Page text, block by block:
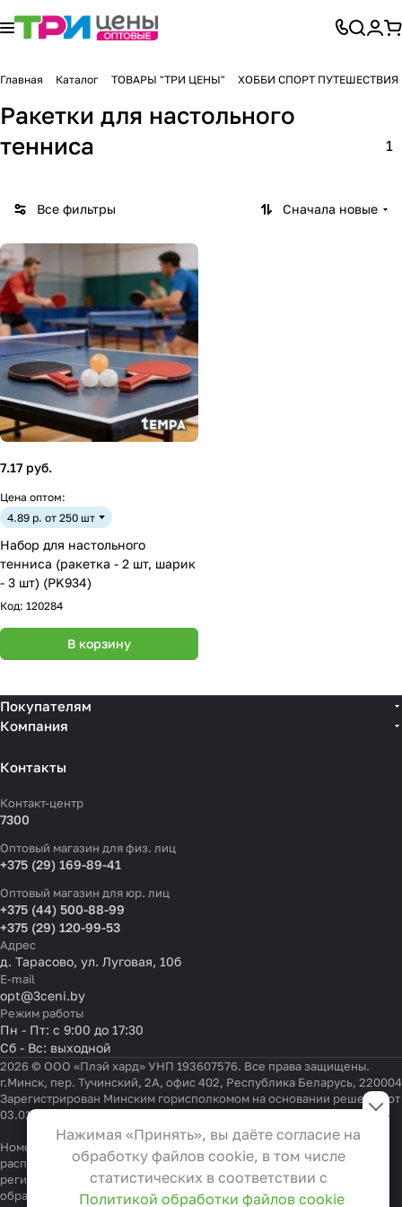
Главная Каталог ТОВАРЫ "ТРИ ЦЕНЫ" ХОББИ СПОРТ ПУТЕШЕСТВИЯ
Ракетки для настольного
тенниса
1
Все фильтры Сначала новые
7.17 руб.
Цена оптом:
4.89 р. от 250 шт
Набор для настольного
тенниса (ракетка - 2 шт, шарик
- 3 шт) (PK934)
Код: 120284
В корзину
Покупателям
Компания
Контакты
Контакт-центр
7300
Оптовый магазин для физ. лиц
+375 (29) 169-89-41
Оптовый магазин для юр. лиц
+375 (44) 500-88-99
+375 (29) 120-99-53
Адрес
д. Тарасово, ул. Луговая, 10б
E-mail
opt@3ceni.by
Режим работы
Пн - Пт: с 9:00 до 17:30
Сб - Вс: выходной
2026 © ООО «Плэй хард» УНП 193607576. Все права защищены.
г.Минск, пер. Тучинский, 2А, офис 402, Республика Беларусь, 220004
Зарегистрирован Минским горисполкомом на основании решения от
03.01.2022 г.
Номер телефона работников местных исполнительных и
распорядительных органов по месту государственной
регистрации ООО «Плэй хард», уполномоченных рассматривать
обращения покупателей:+375 17 323-41-58,+375 17 370-30-64
Настройки файлов cookie
Функциональные
Эти файлы необходимы для
функционирования сайта и не
могут быть отключены в наших
Нажимая «Принять», вы даёте согласие на
обработку файлов cookie, в том числе
статистических в соответствии с
Политикой обработки файлов cookie